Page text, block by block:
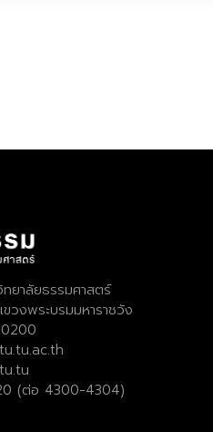
ยาลัยธรรมศาสตร์
วงพระบรมมหาราชวัง
(ต่อ 4300-4304)